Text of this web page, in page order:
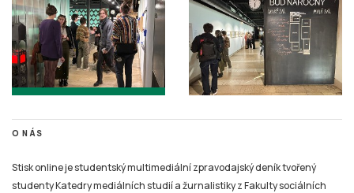
O NÁS
Stisk online je studentský multimediální zpravodajský deník tvořený
studenty Katedry mediálních studií a žurnalistiky z Fakulty sociálních